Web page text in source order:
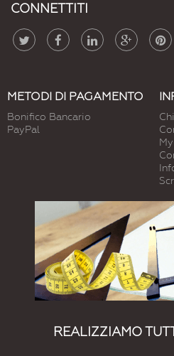
CONNETTITI
METODI DI PAGAMENTO
Bonifico Bancario
PayPal
REALIZZIAMO